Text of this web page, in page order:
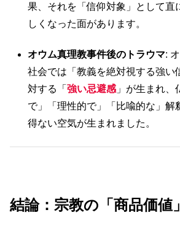
果、それを「信仰対象」として直
しくなった面があります。
オウム真理教事件後のトラウマ:
社会では「教義を絶対視する強い
対する「強い忌避感 」が生まれ、
で」「理性的で」「比喩的な」解
得ない空気が生まれました。
結論：宗教の「商品価値